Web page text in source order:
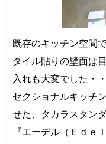
既存のキッチン空間で
タイル貼りの壁面は
入れも大変でした・・
セクショナルキッチ
せた、タカラスタン
『エーデル（Ｅｄｅ